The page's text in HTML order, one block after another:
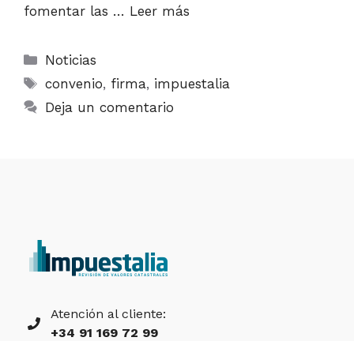
fomentar las … Leer más
Categorías
Noticias
Etiquetas
convenio, firma, impuestalia
Deja un comentario
Atención al cliente:
+34 91 169 72 99